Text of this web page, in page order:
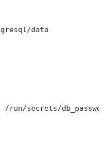
data
/run/secrets/